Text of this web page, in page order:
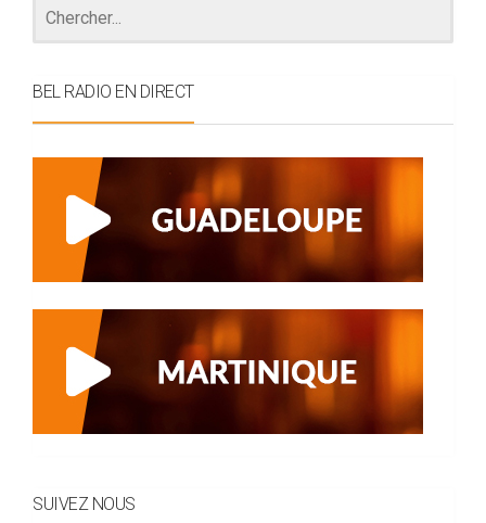
BEL RADIO EN DIRECT
SUIVEZ NOUS